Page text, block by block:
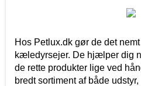
Hos Petlux.dk gør de det
kæledyrsejer. De hjælper dig
de rette produkter lige ved
bredt sortiment af både